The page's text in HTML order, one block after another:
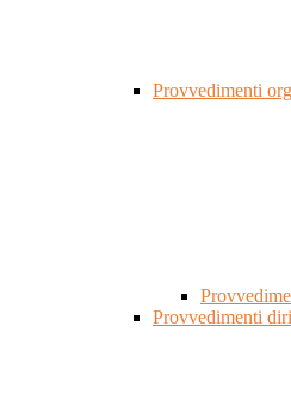
Provvedimenti
Provvedimenti